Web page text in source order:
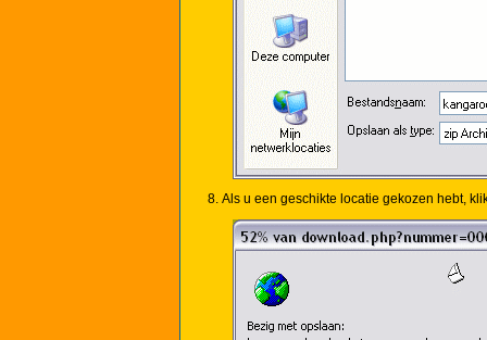
Als u een geschikte locatie gekozen hebt,